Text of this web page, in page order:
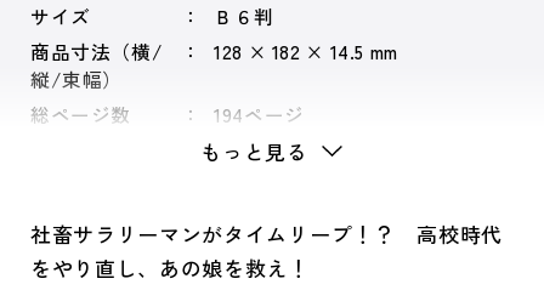
サイズ
Ｂ６判
商品寸法（横/
縦/束幅）
128 × 182 × 14.5 mm
総ページ数 194ページ
もっと見る
社畜サラリーマンがタイムリープ！？ 高校時代
をやり直し、あの娘を救え！